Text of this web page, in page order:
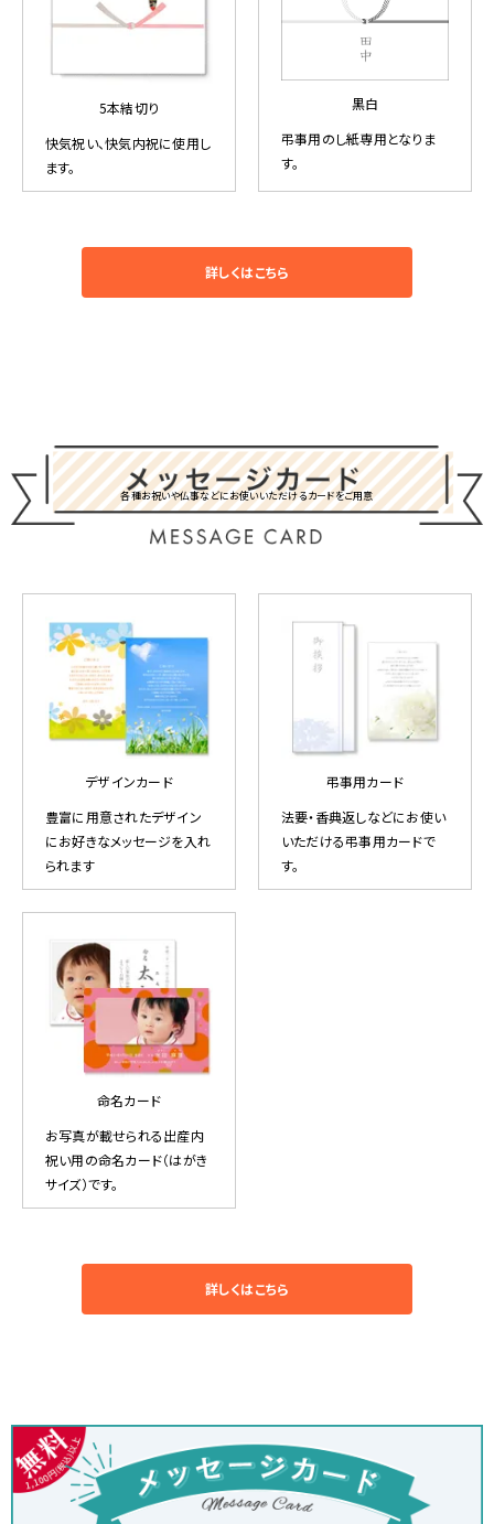
5本結切り
快気祝い、快気内祝に使用し
ます。
黒白
弔事用のし紙専用となりま
す。
詳しくはこちら
各種お祝いや仏事などにお使いいただけるカードをご用意
デザインカード
豊富に用意されたデザイン
にお好きなメッセージを入れ
られます
弔事用カード
法要・香典返しなどにお使い
いただける弔事用カードで
す。
命名カード
お写真が載せられる出産内
祝い用の命名カード（はがき
サイズ）です。
詳しくはこちら